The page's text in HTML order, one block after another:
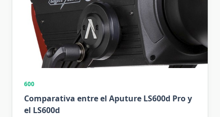
600
Comparativa entre el Aputure LS600d Pro y
el LS600d